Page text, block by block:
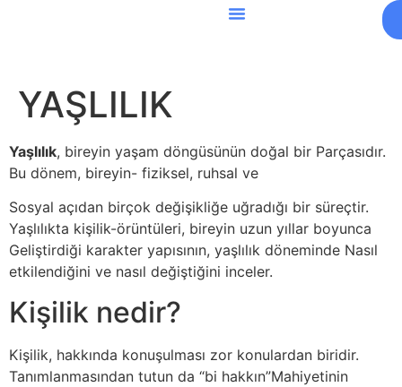
YAŞLILIK
Yaşlılık, bireyin yaşam döngüsünün doğal bir Parçasıdır.
Bu dönem, bireyin- fiziksel, ruhsal ve
Sosyal açıdan birçok değişikliğe uğradığı bir süreçtir.
Yaşlılıkta kişilik-örüntüleri, bireyin uzun yıllar boyunca
Geliştirdiği karakter yapısının, yaşlılık döneminde Nasıl
etkilendiğini ve nasıl değiştiğini inceler.
Kişilik nedir?
Kişilik, hakkında konuşulması zor konulardan biridir.
Tanımlanmasından tutun da “bi hakkın”Mahiyetinin